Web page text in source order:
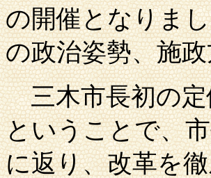
の開催となりま
の政治姿勢、施
三木市長初の
ということで、
に返り、改革を